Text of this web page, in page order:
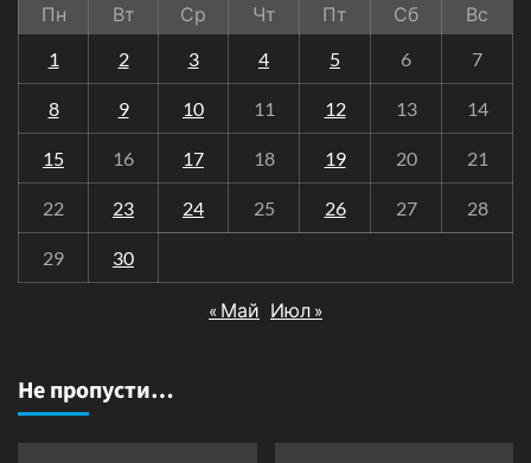
Пн
Вт Ср Чт Пт Сб
Вс
1
2 3 4 5 6 7
8 9 10 11 12 13 14
15 16 17 18 19 20 21
22 23 24 25 26 27 28
29 30
« Май Июл »
Не пропусти…